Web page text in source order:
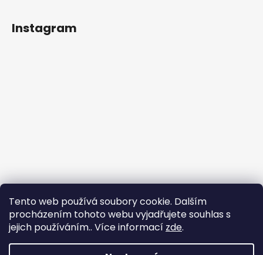
Tento web používá soubory cookie. Dalším
procházením tohoto webu vyjadřujete souhlas s
jejich používáním.. Více informací zde.
Instagram